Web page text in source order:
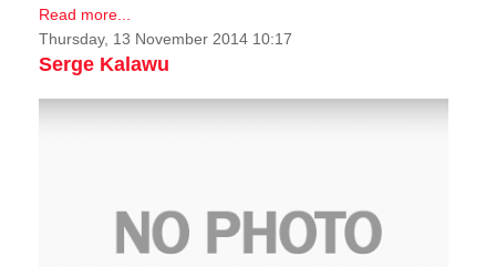
Read more...
Thursday, 13 November 2014 10:17
Serge Kalawu